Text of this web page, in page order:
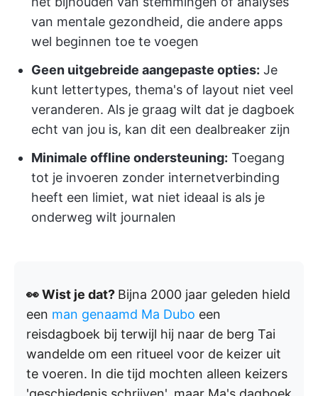
van mentale gezondheid, die andere apps
wel beginnen toe te voegen
Geen uitgebreide aangepaste opties: Je
kunt lettertypes, thema's of layout niet veel
veranderen. Als je graag wilt dat je dagboek
echt van jou is, kan dit een dealbreaker zijn
Minimale offline ondersteuning: Toegang
tot je invoeren zonder internetverbinding
heeft een limiet, wat niet ideaal is als je
onderweg wilt journalen
👀 Wist je dat? Bijna 2000 jaar geleden hield
een man genaamd Ma Dubo een
reisdagboek bij terwijl hij naar de berg Tai
wandelde om een ritueel voor de keizer uit
te voeren. In die tijd mochten alleen keizers